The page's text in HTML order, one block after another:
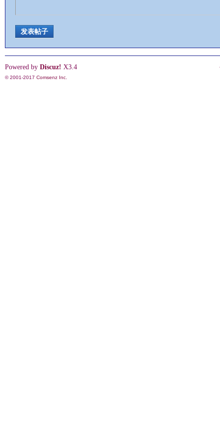
情
发表帖子
Powered by Discuz! X3.4
© 2001-2017 Comsenz Inc.